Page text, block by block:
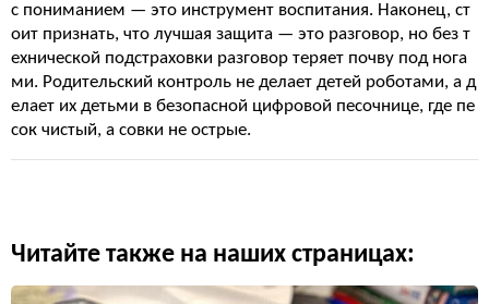
с пониманием — это инструмент воспитания. Наконец, ст
оит признать, что лучшая защита — это разговор, но без т
ехнической подстраховки разговор теряет почву под нога
ми. Родительский контроль не делает детей роботами, а д
елает их детьми в безопасной цифровой песочнице, где пе
сок чистый, а совки не острые.
Читайте также на наших страницах: